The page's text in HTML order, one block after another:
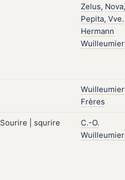
Zelus, Nova,
Pepita, Vve.
Hermann
Wuilleumier
Wuilleumier
Frères
C.-O.
Wuilleumier